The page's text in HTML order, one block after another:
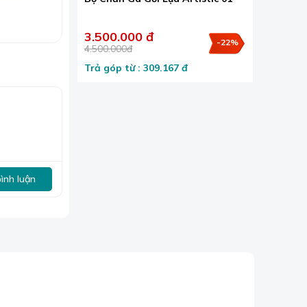
của chủ
luận
3.500.000 đ
4.500.000đ
-22%
Trả góp từ : 309.167 đ